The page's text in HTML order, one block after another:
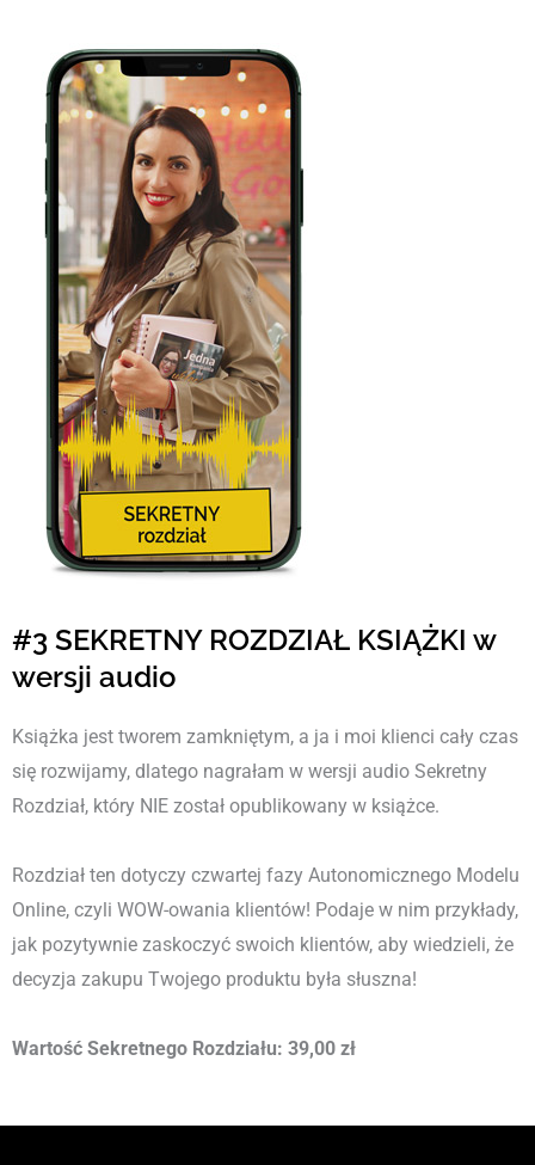
#3 SEKRETNY ROZDZIAŁ KSIĄŻKI w
wersji audio
Książka jest tworem zamkniętym, a ja i moi klienci cały czas
się rozwijamy, dlatego nagrałam w wersji audio Sekretny
Rozdział, który NIE został opublikowany w książce.
Rozdział ten dotyczy czwartej fazy Autonomicznego Modelu
Online, czyli WOW-owania klientów! Podaje w nim przykłady,
jak pozytywnie zaskoczyć swoich klientów, aby wiedzieli, że
decyzja zakupu Twojego produktu była słuszna!
Wartość Sekretnego Rozdziału: 39,00 zł